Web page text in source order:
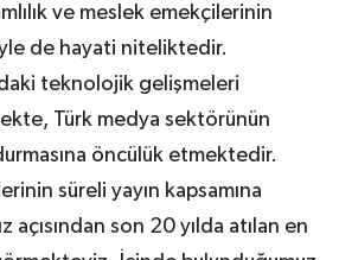
ve meslek emekçilerinin
de hayati niteliktedir.
teknolojik gelişmeleri
Türk medya sektörünün
öncülük etmektedir.
süreli yayın kapsamına
açısından son 20 yılda atılan en